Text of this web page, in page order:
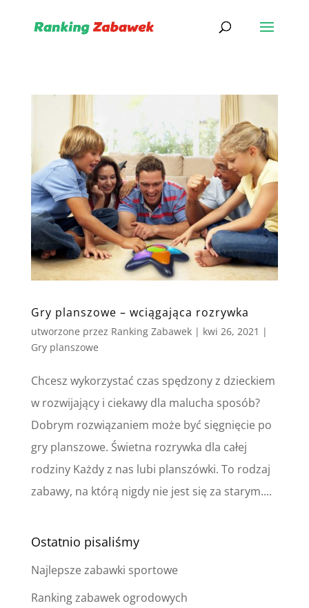
Gry planszowe – wciągająca rozrywka
utworzone przez Ranking Zabawek| kwi 26, 2021 |
Gry planszowe
Chcesz wykorzystać czas spędzony z dzieckiem
w rozwijający i ciekawy dla malucha sposób?
Dobrym rozwiązaniem może być sięgnięcie po
gry planszowe. Świetna rozrywka dla całej
rodziny Każdy z nas lubi planszówki. To rodzaj
zabawy, na którą nigdy nie jest się za starym....
Ostatnio pisaliśmy
Najlepsze zabawki sportowe
Ranking zabawek ogrodowych